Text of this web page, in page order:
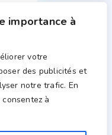
importance à
votre
des publicités et
notre trafic. En
à
générales
de